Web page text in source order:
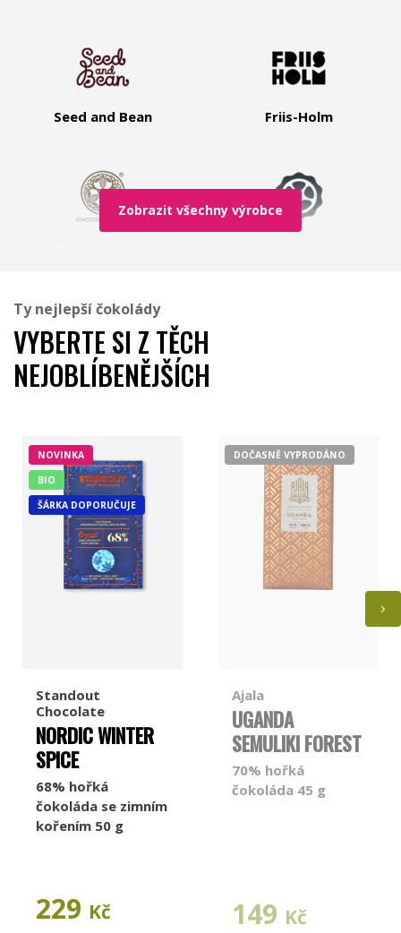
Seed and Bean Friis-Holm
Míšina čokoláda
Jordi's Pump Street Chocolate
Taza Chocolate Marou
Zobrazit všechny výrobce
Ty nejlepší čokolády
VYBERTE SI Z TĚCH
NEJOBLÍBENĚJŠÍCH
NOVINKA
BIO
ŠÁRKA DOPORUČUJE
Standout
Chocolate
NORDIC WINTER
SPICE
68% hořká
čokoláda se zimním
kořením 50 g
229 Kč
DOČASNĚ VYPRODÁNO
Ajala
UGANDA
SEMULIKI FOREST
70% hořká
čokoláda 45 g
149 Kč